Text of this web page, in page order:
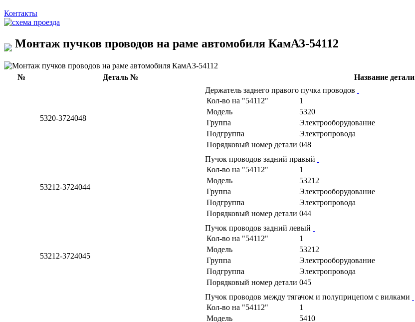
Контакты
Монтаж пучков проводов на раме автомобиля КамАЗ-54112
№ Деталь № Название детали
5320-3724048
Держатель заднего правого пучка проводов
Кол-во на "54112"
1
Модель
5320
Группа
Электрооборудование
Подгруппа
Электропровода
Порядковый номер детали 048
53212-3724044
Пучок проводов задний правый
Кол-во на "54112"
1
Модель
53212
Группа
Электрооборудование
Подгруппа
Электропровода
Порядковый номер детали 044
53212-3724045
Пучок проводов задний левый
Кол-во на "54112"
1
Модель
53212
Группа
Электрооборудование
Подгруппа
Электропровода
Порядковый номер детали 045
Пучок проводов между тягачом и полуприцепом с вилками
Кол-во на "54112"
1
Модель
5410